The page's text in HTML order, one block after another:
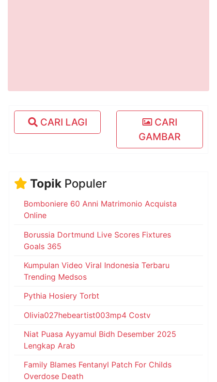
CARI LAGI
CARI
GAMBAR
Topik Populer
Bomboniere 60 Anni Matrimonio Acquista
Online
Borussia Dortmund Live Scores Fixtures
Goals 365
Kumpulan Video Viral Indonesia Terbaru
Trending Medsos
Pythia Hosiery Torbt
Olivia027hebeartist003mp4 Costv
Niat Puasa Ayyamul Bidh Desember 2025
Lengkap Arab
Family Blames Fentanyl Patch For Childs
Overdose Death